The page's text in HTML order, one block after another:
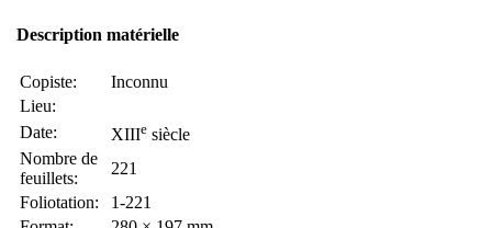
Description matérielle
Copiste:
Inconnu
Lieu:
Date:
XIIIe siècle
Nombre de
feuillets:
221
Foliotation:
1-221